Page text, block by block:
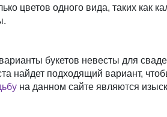
цветов одного вида, таких как
букетов невесты для
найдет подходящий вариант,
на данном сайте являются